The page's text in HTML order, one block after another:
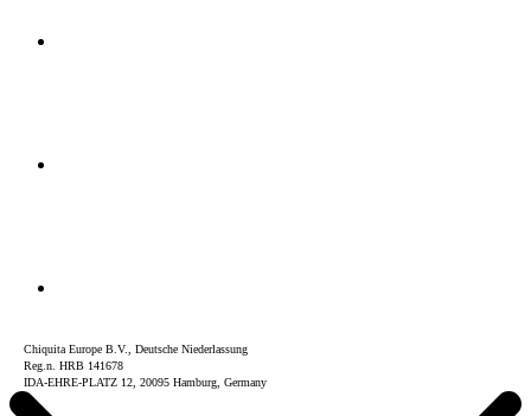
Chiquita Europe B.V., Deutsche Niederlassung
Reg.n. HRB 141678
IDA-EHRE-PLATZ 12, 20095 Hamburg, Germany